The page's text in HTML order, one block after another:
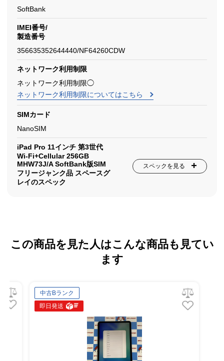
SoftBank
IMEI番号/
製造番号
356635352644440/NF64260CDW
ネットワーク利用制限
ネットワーク利用制限◯
ネットワーク利用制限についてはこちら
SIMカード
NanoSIM
iPad Pro 11インチ 第3世代
Wi-Fi+Cellular 256GB
MHW73J/A SoftBank版SIM
フリージャンク品 スペースグ
レイのスペック
スペックを見る
この商品を見た人はこんな商品も見てい
ます
中古Bランク
即日発送